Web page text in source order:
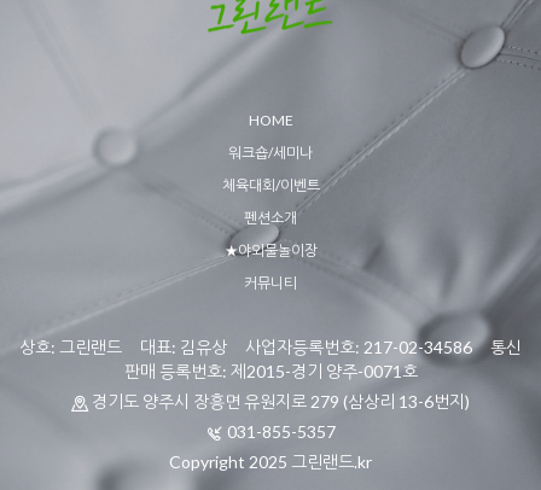
HOME
워크숍/세미나
체육대회/이벤트
펜션소개
★야외물놀이장
커뮤니티
상호: 그린랜드 대표: 김유상 사업자등록번호: 217-02-34586 통신
판매 등록번호: 제2015-경기 양주-0071호
경기도 양주시 장흥면 유원지로 279 (삼상리 13-6번지)
031-855-5357
Copyright 2025 그린랜드.kr